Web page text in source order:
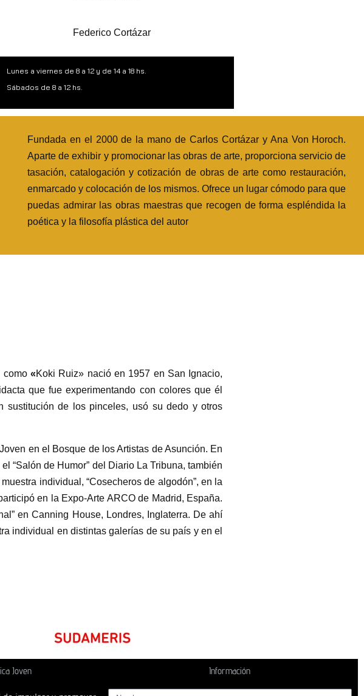
Federico Cortázar
Lunes a viernes de 8 a 12 y de 14 a 18 hs.
Sábados de 8 a 12 hs.
Fundada en el 2000 de la mano de Carlos Cortázar y Ana Von Horoch.
Aparte de exhibir y promocionar las obras de arte, proporciona servicio de
tasación, catalogación y cotización de obras de arte como restauración,
enmarcado y colocación de los mismos. Ofrece un lugar cómodo para que
puedas admirar las obras maestras que recogen de forma espléndida la
poética y la filosofía plástica del autor
como«Koki Ruiz» nació en 1957 en San Ignacio,
que fue experimentando con colores que él
sustitución de los pinceles, usó su dedo y otros
en el Bosque de los Artistas de Asunción. En
“Salón de Humor” del Diario La Tribuna, también
individual, “Cosecheros de algodón”, en la
en la Expo-Arte ARCO de Madrid, España.
en Canning House, Londres, Inglaterra. De ahí
individual en distintas galerías de su país y en el
Joven Información